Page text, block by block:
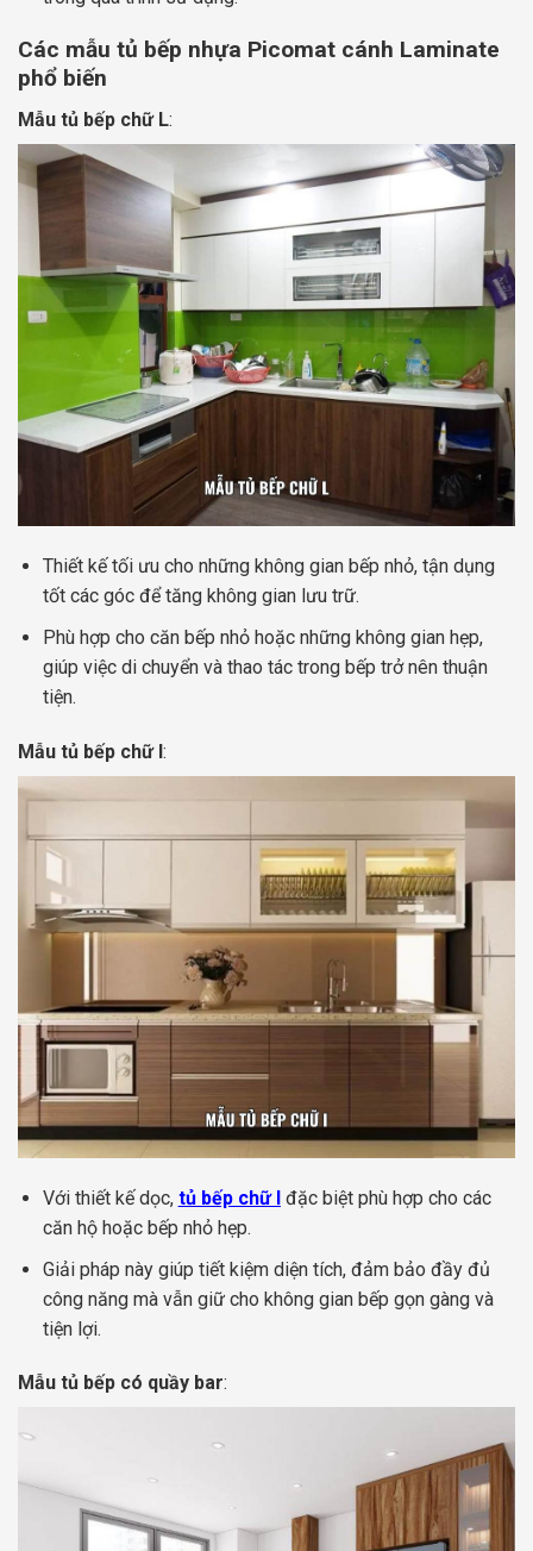
Các mẫu tủ bếp nhựa Picomat cánh Laminate
phổ biến
Mẫu tủ bếp chữ L:
Thiết kế tối ưu cho những không gian bếp nhỏ, tận dụng
tốt các góc để tăng không gian lưu trữ.
Phù hợp cho căn bếp nhỏ hoặc những không gian hẹp,
giúp việc di chuyển và thao tác trong bếp trở nên thuận
tiện.
Mẫu tủ bếp chữ I:
Với thiết kế dọc, tủ bếp chữ Iđặc biệt phù hợp cho các
căn hộ hoặc bếp nhỏ hẹp.
Giải pháp này giúp tiết kiệm diện tích, đảm bảo đầy đủ
công năng mà vẫn giữ cho không gian bếp gọn gàng và
tiện lợi.
Mẫu tủ bếp có quầy bar: